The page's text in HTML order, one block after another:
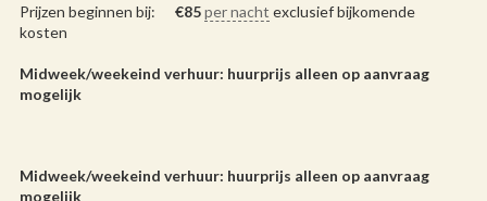
Prijzen beginnen bij: €85 per nacht exclusief bijkomende
kosten
Midweek/weekeind verhuur: huurprijs alleen op aanvraag
mogelijk
Midweek/weekeind verhuur: huurprijs alleen op aanvraag
mogelijk